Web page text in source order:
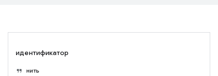
идентификатор
нить